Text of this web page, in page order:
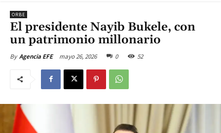
ORBE
El presidente Nayib Bukele, con
un patrimonio millonario
By Agencia EFE mayo 26, 2026 0 52